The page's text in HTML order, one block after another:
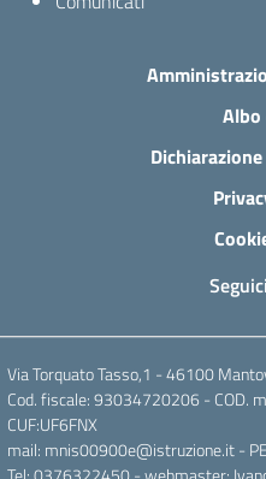
Via Torquato Tasso,1 - 46100
Cod. fiscale: 93034720206 - COD.
CUF:UF6FNX
mail: mnis00900e@istruzione.it -